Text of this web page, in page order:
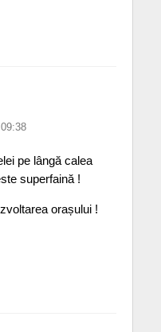
pe lângă calea
superfaină !
orașului !